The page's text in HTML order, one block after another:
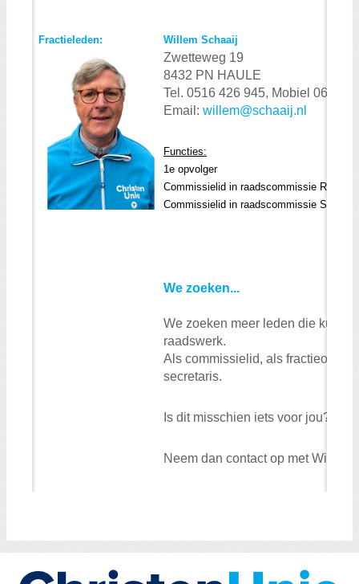
Fractieleden: Willem Schaaij
Zwetteweg 19
8432 PN HAULE
Tel. 0516 426 945, Mobiel 06
Email: willem@schaaij.nl
Functies:
1e opvolger
Commissielid in raadscommissie Ruimte
Commissielid in raadscommissie
We zoeken...
We zoeken meer leden die
raadswerk.
Als commissielid, als
secretaris.
Is dit misschien iets voor jou?
Neem dan contact op met Willem